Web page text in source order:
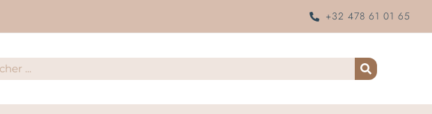
+32 478 61 01 65